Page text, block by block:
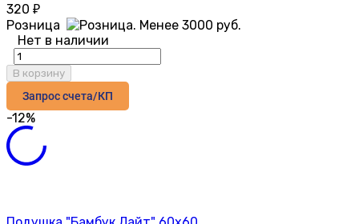
320 ₽
Розница
Нет в наличии
В корзину
Запрос счета/КП
-12%